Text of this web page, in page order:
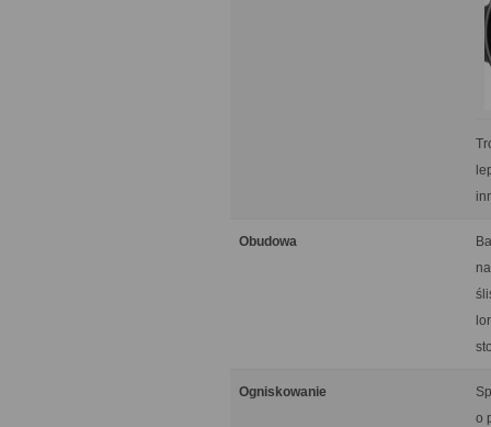
Obudowa
Ogniskowanie
o